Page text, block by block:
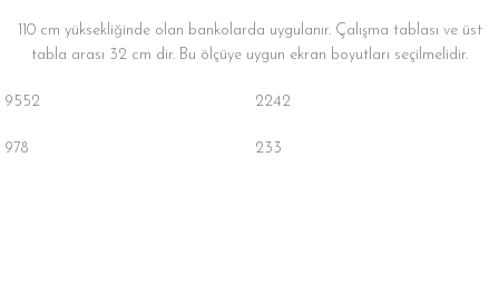
110 cm yüksekliğinde olan bankolarda uygulanır. Çalışma tablası ve üst
tabla arası 32 cm dir. Bu ölçüye uygun ekran boyutları seçilmelidir.
9552
978
2242
233